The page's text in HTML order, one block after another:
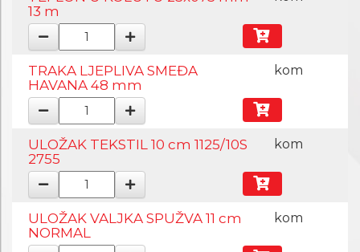
13 m
TRAKA LJEPLIVA SMEĐA
HAVANA 48 mm
kom
ULOŽAK TEKSTIL 10 cm 1125/10S
2755
kom
ULOŽAK VALJKA SPUŽVA 11 cm
NORMAL
kom